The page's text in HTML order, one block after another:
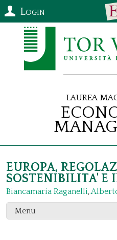
Login
Laurea
EUROPA,
SOSTENIBILITA' E
Biancamaria Raganelli,
Menu